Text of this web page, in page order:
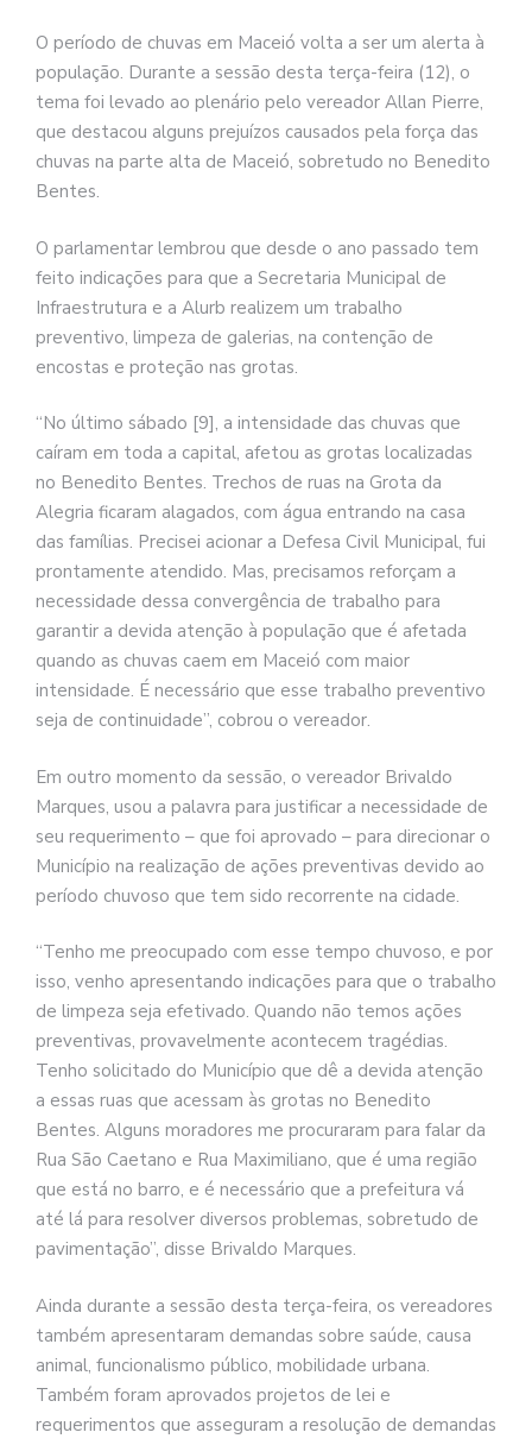
O período de chuvas em Maceió volta a ser um alerta à
população. Durante a sessão desta terça-feira (12), o
tema foi levado ao plenário pelo vereador Allan Pierre,
que destacou alguns prejuízos causados pela força das
chuvas na parte alta de Maceió, sobretudo no Benedito
Bentes.
O parlamentar lembrou que desde o ano passado tem
feito indicações para que a Secretaria Municipal de
Infraestrutura e a Alurb realizem um trabalho
preventivo, limpeza de galerias, na contenção de
encostas e proteção nas grotas.
“No último sábado [9], a intensidade das chuvas que
caíram em toda a capital, afetou as grotas localizadas
no Benedito Bentes. Trechos de ruas na Grota da
Alegria ficaram alagados, com água entrando na casa
das famílias. Precisei acionar a Defesa Civil Municipal, fui
prontamente atendido. Mas, precisamos reforçam a
necessidade dessa convergência de trabalho para
garantir a devida atenção à população que é afetada
quando as chuvas caem em Maceió com maior
intensidade. É necessário que esse trabalho preventivo
seja de continuidade”, cobrou o vereador.
Em outro momento da sessão, o vereador Brivaldo
Marques, usou a palavra para justificar a necessidade de
seu requerimento – que foi aprovado – para direcionar o
Município na realização de ações preventivas devido ao
período chuvoso que tem sido recorrente na cidade.
“Tenho me preocupado com esse tempo chuvoso, e por
isso, venho apresentando indicações para que o trabalho
de limpeza seja efetivado. Quando não temos ações
preventivas, provavelmente acontecem tragédias.
Tenho solicitado do Município que dê a devida atenção
a essas ruas que acessam às grotas no Benedito
Bentes. Alguns moradores me procuraram para falar da
Rua São Caetano e Rua Maximiliano, que é uma região
que está no barro, e é necessário que a prefeitura vá
até lá para resolver diversos problemas, sobretudo de
pavimentação”, disse Brivaldo Marques.
Ainda durante a sessão desta terça-feira, os vereadores
também apresentaram demandas sobre saúde, causa
animal, funcionalismo público, mobilidade urbana.
Também foram aprovados projetos de lei e
requerimentos que asseguram a resolução de demandas